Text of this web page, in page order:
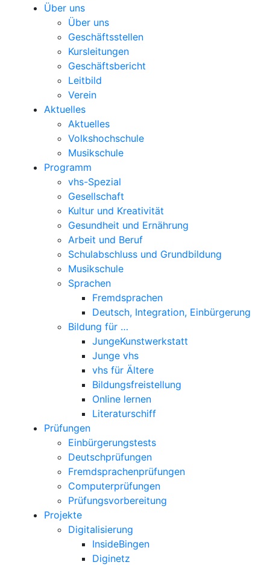
Über uns
Über uns
Geschäftsstellen
Kursleitungen
Geschäftsbericht
Leitbild
Verein
Aktuelles
Aktuelles
Volkshochschule
Musikschule
Programm
vhs-Spezial
Gesellschaft
Kultur und Kreativität
Gesundheit und Ernährung
Arbeit und Beruf
Schulabschluss und Grundbildung
Musikschule
Sprachen
Fremdsprachen
Deutsch, Integration, Einbürgerung
Bildung für …
JungeKunstwerkstatt
Junge vhs
vhs für Ältere
Bildungsfreistellung
Online lernen
Literaturschiff
Prüfungen
Einbürgerungstests
Deutschprüfungen
Fremdsprachenprüfungen
Computerprüfungen
Prüfungsvorbereitung
Projekte
Digitalisierung
InsideBingen
Diginetz